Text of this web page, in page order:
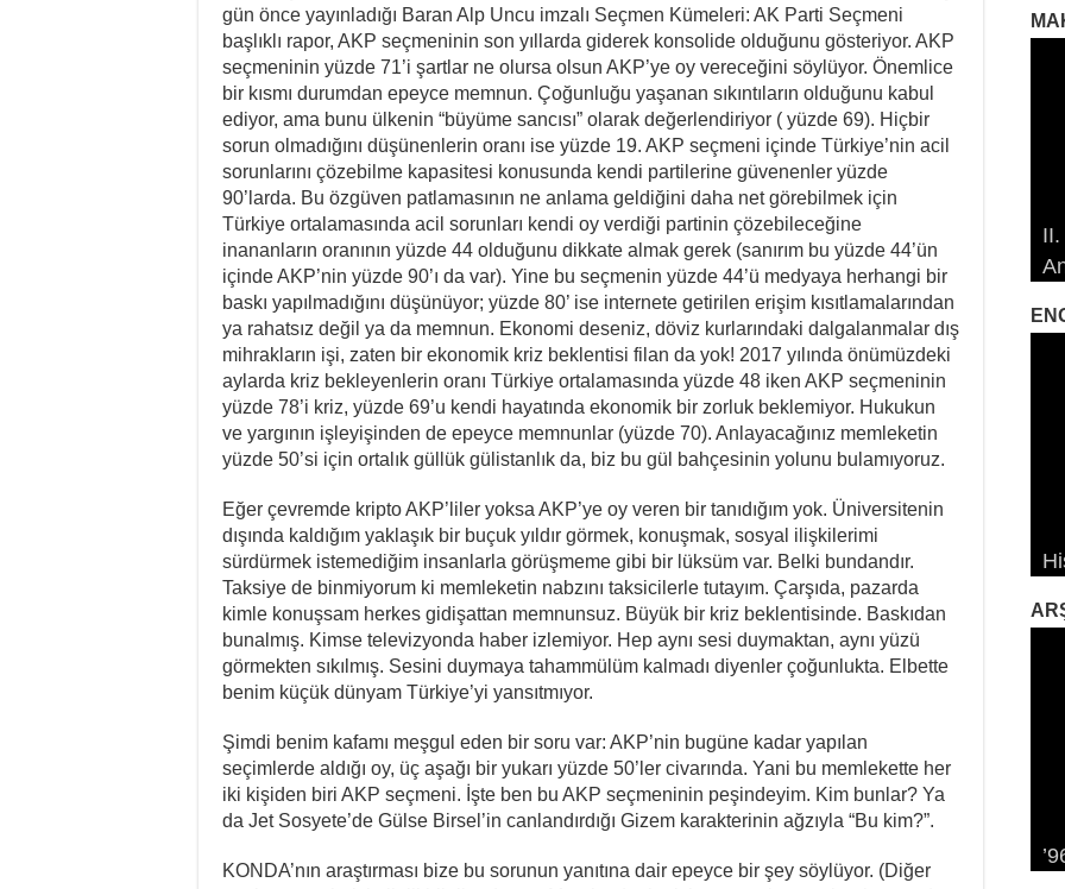
gün önce yayınladığı Baran Alp Uncu imzalı Seçmen Kümeleri: AK Parti Seçmeni
başlıklı rapor, AKP seçmeninin son yıllarda giderek konsolide olduğunu gösteriyor. AKP
seçmeninin yüzde 71’i şartlar ne olursa olsun AKP’ye oy vereceğini söylüyor. Önemlice
bir kısmı durumdan epeyce memnun. Çoğunluğu yaşanan sıkıntıların olduğunu kabul
ediyor, ama bunu ülkenin “büyüme sancısı” olarak değerlendiriyor ( yüzde 69). Hiçbir
sorun olmadığını düşünenlerin oranı ise yüzde 19. AKP seçmeni içinde Türkiye’nin acil
sorunlarını çözebilme kapasitesi konusunda kendi partilerine güvenenler yüzde
90’larda. Bu özgüven patlamasının ne anlama geldiğini daha net görebilmek için
Türkiye ortalamasında acil sorunları kendi oy verdiği partinin çözebileceğine
inananların oranının yüzde 44 olduğunu dikkate almak gerek (sanırım bu yüzde 44’ün
içinde AKP’nin yüzde 90’ı da var). Yine bu seçmenin yüzde 44’ü medyaya herhangi bir
baskı yapılmadığını düşünüyor; yüzde 80’ ise internete getirilen erişim kısıtlamalarından
ya rahatsız değil ya da memnun. Ekonomi deseniz, döviz kurlarındaki dalgalanmalar dış
mihrakların işi, zaten bir ekonomik kriz beklentisi filan da yok! 2017 yılında önümüzdeki
aylarda kriz bekleyenlerin oranı Türkiye ortalamasında yüzde 48 iken AKP seçmeninin
yüzde 78’i kriz, yüzde 69’u kendi hayatında ekonomik bir zorluk beklemiyor. Hukukun
ve yargının işleyişinden de epeyce memnunlar (yüzde 70). Anlayacağınız memleketin
yüzde 50’si için ortalık güllük gülistanlık da, biz bu gül bahçesinin yolunu bulamıyoruz.
Eğer çevremde kripto AKP’liler yoksa AKP’ye oy veren bir tanıdığım yok. Üniversitenin
dışında kaldığım yaklaşık bir buçuk yıldır görmek, konuşmak, sosyal ilişkilerimi
sürdürmek istemediğim insanlarla görüşmeme gibi bir lüksüm var. Belki bundandır.
Taksiye de binmiyorum ki memleketin nabzını taksicilerle tutayım. Çarşıda, pazarda
kimle konuşsam herkes gidişattan memnunsuz. Büyük bir kriz beklentisinde. Baskıdan
bunalmış. Kimse televizyonda haber izlemiyor. Hep aynı sesi duymaktan, aynı yüzü
görmekten sıkılmış. Sesini duymaya tahammülüm kalmadı diyenler çoğunlukta. Elbette
benim küçük dünyam Türkiye’yi yansıtmıyor.
Şimdi benim kafamı meşgul eden bir soru var: AKP’nin bugüne kadar yapılan
seçimlerde aldığı oy, üç aşağı bir yukarı yüzde 50’ler civarında. Yani bu memlekette her
iki kişiden biri AKP seçmeni. İşte ben bu AKP seçmeninin peşindeyim. Kim bunlar? Ya
da Jet Sosyete’de Gülse Birsel’in canlandırdığı Gizem karakterinin ağzıyla “Bu kim?”.
KONDA’nın araştırması bize bu sorunun yanıtına dair epeyce bir şey söylüyor. (Diğer
II.